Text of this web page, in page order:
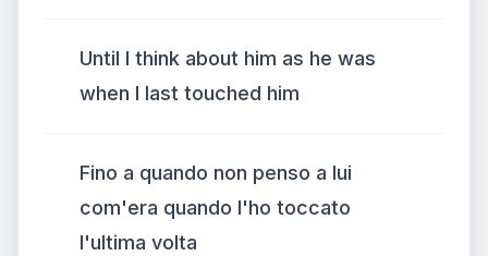
Until I think about him as he was
when I last touched him
Fino a quando non penso a lui
com'era quando l'ho toccato
l'ultima volta